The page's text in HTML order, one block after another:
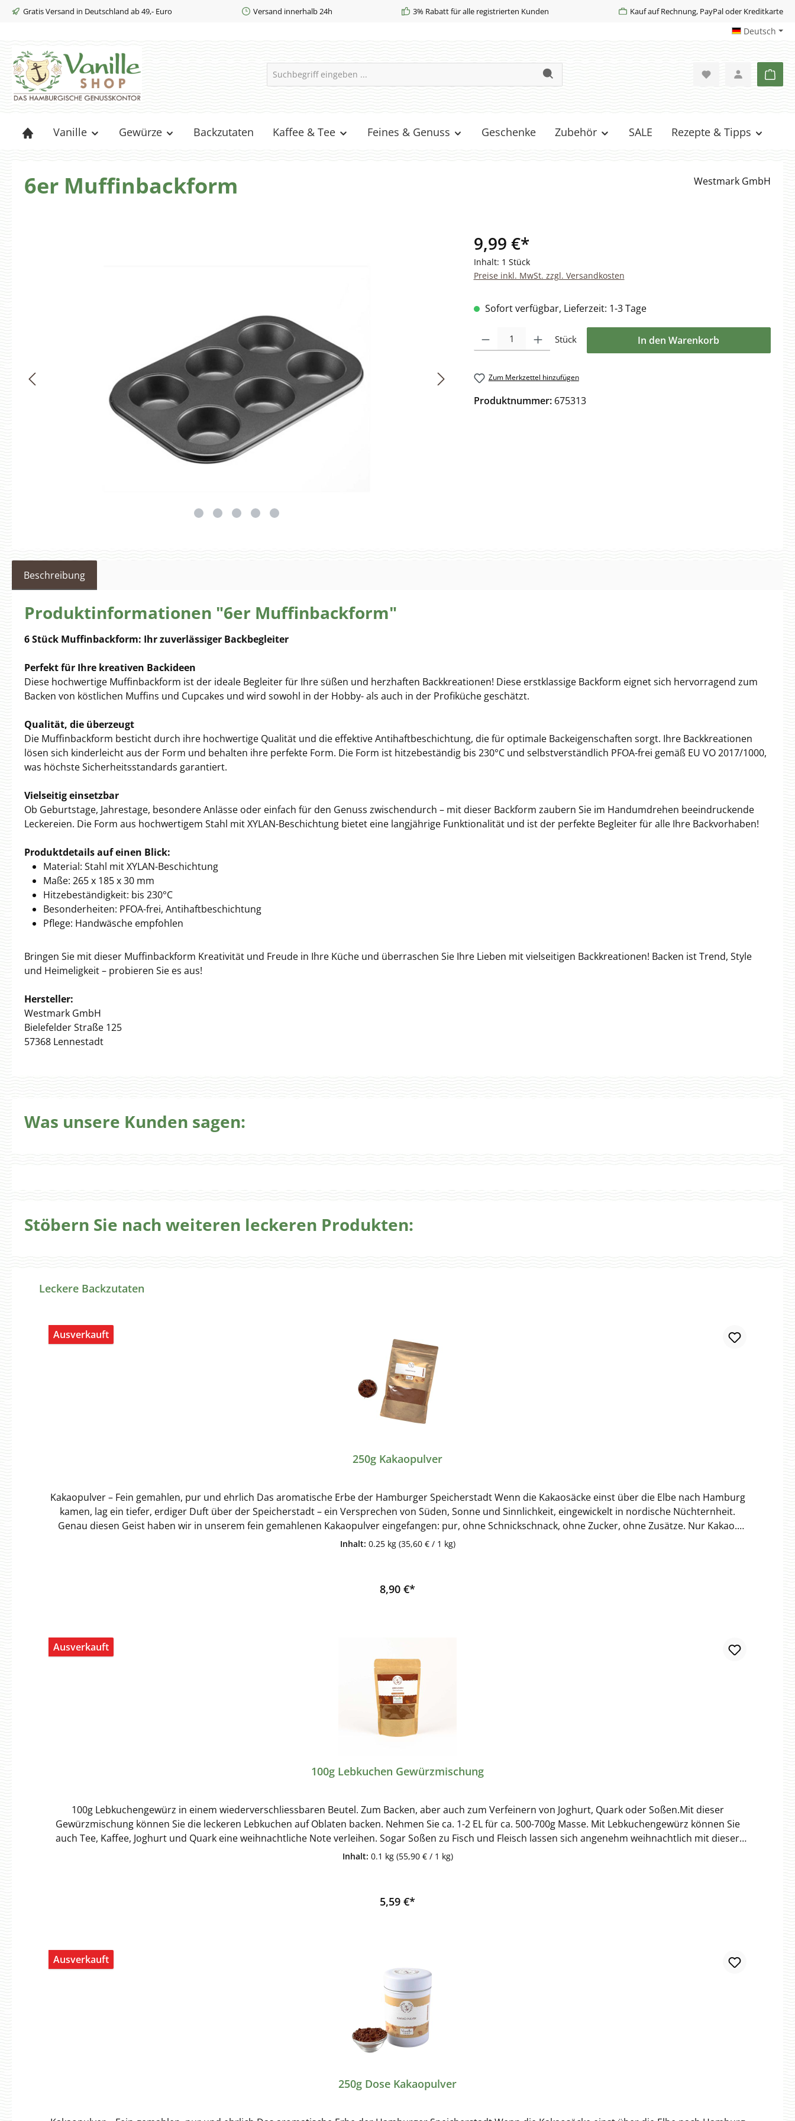
Hauptinhalt springen
Zur Suche springen
Zur Hauptnavigation springen
Gratis Versand in Deutschland ab 49,- Euro Versand innerhalb 24h 3% Rabatt für alle registrierten Kunden Kauf auf Rechnung, PayPal oder Kreditkarte
Deutsch
Vanille Gewürze Backzutaten Kaffee & Tee Feines & Genuss Geschenke Zubehör SALE Rezepte & Tipps
6er Muffinbackform Westmark GmbH
9,99 €*
Inhalt: 1 Stück
Preise inkl. MwSt. zzgl. Versandkosten
Sofort verfügbar, Lieferzeit: 1-3 Tage
Produkt Anzahl: Gib den gewünschten Wert ein oder benutze die
Stück In den Warenkorb
Zum Merkzettel hinzufügen
Produktnummer: 675313
Beschreibung
Produktinformationen "6er Muffinbackform"
6 Stück Muffinbackform: Ihr zuverlässiger Backbegleiter
Perfekt für Ihre kreativen Backideen
Diese hochwertige Muffinbackform ist der ideale Begleiter für Ihre süßen und herzhaften Backkreationen! Diese erstklassige Backform eignet sich hervorragend zum
Backen von köstlichen Muffins und Cupcakes und wird sowohl in der Hobby- als auch in der Profiküche geschätzt.
Qualität, die überzeugt
Die Muffinbackform besticht durch ihre hochwertige Qualität und die effektive Antihaftbeschichtung, die für optimale Backeigenschaften sorgt. Ihre Backkreationen
lösen sich kinderleicht aus der Form und behalten ihre perfekte Form. Die Form ist hitzebeständig bis 230°C und selbstverständlich PFOA-frei gemäß EU VO 2017/1000,
was höchste Sicherheitsstandards garantiert.
Vielseitig einsetzbar
Ob Geburtstage, Jahrestage, besondere Anlässe oder einfach für den Genuss zwischendurch – mit dieser Backform zaubern Sie im Handumdrehen beeindruckende
Leckereien. Die Form aus hochwertigem Stahl mit XYLAN-Beschichtung bietet eine langjährige Funktionalität und ist der perfekte Begleiter für alle Ihre Backvorhaben!
Produktdetails auf einen Blick:
Material: Stahl mit XYLAN-Beschichtung
Maße: 265 x 185 x 30 mm
Hitzebeständigkeit: bis 230°C
Besonderheiten: PFOA-frei, Antihaftbeschichtung
Pflege: Handwäsche empfohlen
Bringen Sie mit dieser Muffinbackform Kreativität und Freude in Ihre Küche und überraschen Sie Ihre Lieben mit vielseitigen Backkreationen! Backen ist Trend, Style
und Heimeligkeit – probieren Sie es aus!
Hersteller:
Westmark GmbH
Bielefelder Straße 125
57368 Lennestadt
Was unsere Kunden sagen:
Stöbern Sie nach weiteren leckeren Produkten:
Produktgalerie überspringen
Leckere Backzutaten
Ausverkauft
250g Kakaopulver
Kakaopulver – Fein gemahlen, pur und ehrlich Das aromatische Erbe der Hamburger Speicherstadt Wenn die Kakaosäcke einst über die Elbe nach Hamburg
kamen, lag ein tiefer, erdiger Duft über der Speicherstadt – ein Versprechen von Süden, Sonne und Sinnlichkeit, eingewickelt in nordische Nüchternheit.
Genau diesen Geist haben wir in unserem fein gemahlenen Kakaopulver eingefangen: pur, ohne Schnickschnack, ohne Zucker, ohne Zusätze. Nur Kakao.
Pralinen, Cremes und Mousses – oder als überraschend würzige Note in Chili, Mole oder Wildragout: Dieses Kakaopulver bringt überall mit, was wirklich
Bratensauce für überraschende Tiefe Tipp aus dem Kontor Für die perfekte heiße Schokolade: 2 TL Kakao mit etwas heißem Wasser zu einer glatten Paste
anrühren, dann mit 200 ml warmer Milch aufgießen. Nach Geschmack süßen – eine Prise Meersalz oder ein Hauch Vanille machen daraus ein kleines
g Hersteller:Wolfgang Hachmann GmbHWesthusenstrasse 2122391 Hamburg
Inhalt: 0.25 kg (35,60 € / 1 kg)
8,90 €*
Ausverkauft
100g Lebkuchen Gewürzmischung
100g Lebkuchengewürz in einem wiederverschliessbaren Beutel. Zum Backen, aber auch zum Verfeinern von Joghurt, Quark oder Soßen.Mit dieser
Gewürzmischung können Sie die leckeren Lebkuchen auf Oblaten backen. Nehmen Sie ca. 1-2 EL für ca. 500-700g Masse. Mit Lebkuchengewürz können Sie
auch Tee, Kaffee, Joghurt und Quark eine weihnachtliche Note verleihen. Sogar Soßen zu Fisch und Fleisch lassen sich angenehm weihnachtlich mit dieser
Inhalt: 0.1 kg (55,90 € / 1 kg)
5,59 €*
Ausverkauft
250g Dose Kakaopulver